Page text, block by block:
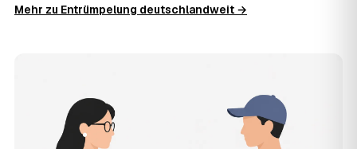
muss, und erhalten mehrere Festpreis-Angebote geprüfter
Für eine durchschnittliche Wohnung mit rund 65 m² liegen
die Kosten in Mainburg bei etwa 1.840 €, das entspricht
im Schnitt rund 32,9 € je Quadratmeter. Zugänglichkeit
Mehr zu Entrümpelung deutschlandweit →